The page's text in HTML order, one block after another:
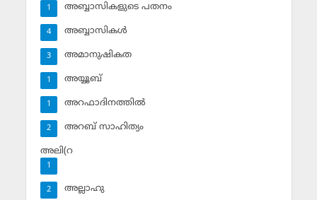
അബ്ബാസികളുടെ പതനം
1
അബ്ബാസികള്‍
4
അമാനുഷികത
3
അയ്യൂബ്‌
1
അറഫാദിനത്തില്‍
1
അറബ് സാഹിത്യം
2
അലി(റ
1
അല്ലാഹു
2